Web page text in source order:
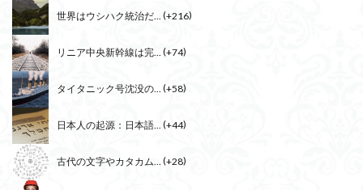
世界はウシハク統治だ... +216
リニア中央新幹線は完... +74
タイタニック号沈没の... +58
日本人の起源：日本語... +44
古代の文字やカタカム... +28